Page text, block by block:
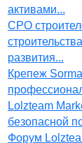
активами...
СРО
развития...
Крепеж
Lolzteam
безопасной
Форум